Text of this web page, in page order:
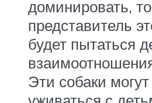
доминировать, то
представитель
будет пытаться
Эти собаки